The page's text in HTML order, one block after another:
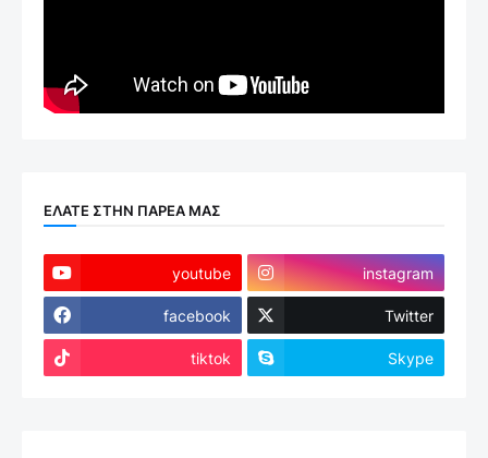
ΕΛΑΤΕ ΣΤΗΝ ΠΑΡΕΑ ΜΑΣ
youtube instagram
facebook Twitter
tiktok Skype